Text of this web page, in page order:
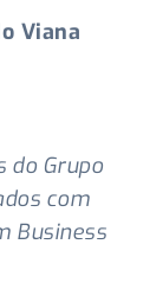
Viana
do Grupo
com
Business